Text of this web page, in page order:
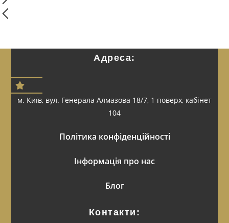
Адреса:
м. Київ, вул. Генерала Алмазова 18/7, 1 поверх, кабінет
104
Політика конфіденційності
Інформація про нас
Блог
Контакти: